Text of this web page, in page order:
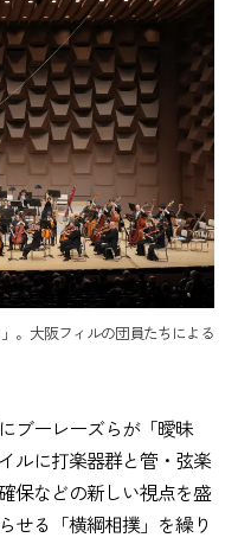
。大阪フィルの団員たちによる
ブーレーズらが「曖昧
ルに打楽器群と管・弦楽
保などの新しい視点を盛
せる「横綱相撲」を繰り